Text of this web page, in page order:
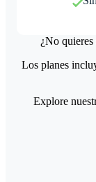
¿No
Los planes
Explore